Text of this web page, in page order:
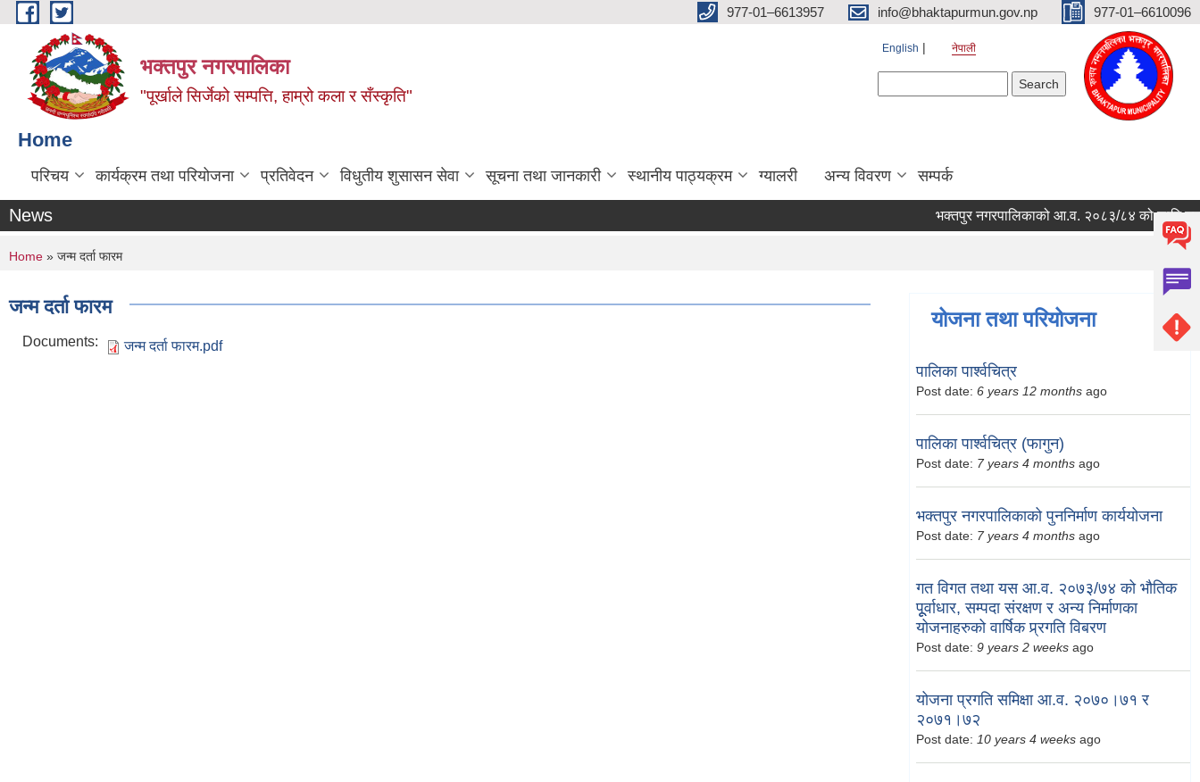
Skip to main content 977-01–6613957 info@bhaktapurmun.gov.np 977-01–6610096
भक्तपुर नगरपालिका
"पूर्खाले सिर्जेको सम्पत्ति, हाम्रो कला र सँस्कृति"
English नेपाली
Home
परिचय कार्यक्रम तथा परियोजना प्रतिवेदन विधुतीय शुसासन सेवा सूचना तथा जानकारी स्थानीय पाठ्यक्रम ग्यालरी अन्य विवरण सम्पर्क
News भक्तपुर नगरपालिकाको आ.व. २०८३/८४ को लागि
You are here
Home » जन्म दर्ता फारम
जन्म दर्ता फारम
Documents: जन्म दर्ता फारम.pdf
योजना तथा परियोजना
पालिका पार्श्वचित्र
Post date: 6 years 12 months ago
पालिका पार्श्वचित्र (फागुन)
Post date: 7 years 4 months ago
भक्तपुर नगरपालिकाको पुननिर्माण कार्ययोजना
Post date: 7 years 4 months ago
गत विगत तथा यस आ.व. २०७३/७४ को भौतिक
पूूर्वाधार, सम्पदा संरक्षण र अन्य निर्माणका
योजनाहरुको वार्षिक प्र्रगति विबरण
Post date: 9 years 2 weeks ago
योजना प्रगति समिक्षा आ.व. २०७०।७१ र
२०७१।७२
Post date: 10 years 4 weeks ago